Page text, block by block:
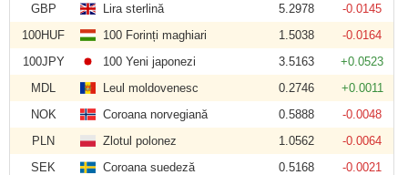
GBP
Lira sterlină 5.2978
-0.0145
100HUF
100 Forinți maghiari 1.5038
-0.0164
100JPY
100 Yeni japonezi 3.5163
+0.0523
MDL
Leul moldovenesc 0.2746
+0.0011
NOK
Coroana norvegiană 0.5888
-0.0048
PLN
Zlotul polonez 1.0562
-0.0064
SEK
Coroana suedeză 0.5168
-0.0021